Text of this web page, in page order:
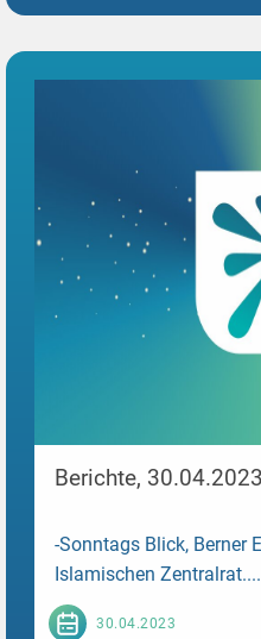
Berichte, 30.04.2023
-Sonntags Blick, Berner
Islamischen Zentralrat....
30.04.2023